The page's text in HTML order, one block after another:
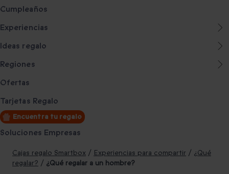
Cumpleaños
Experiencias
Ideas regalo
Regiones
Ofertas
Tarjetas Regalo
Encuentra tu regalo
Soluciones Empresas
Cajas regalo Smartbox / Experiencias para compartir / ¿Qué
regalar? / ¿Qué regalar a un hombre?